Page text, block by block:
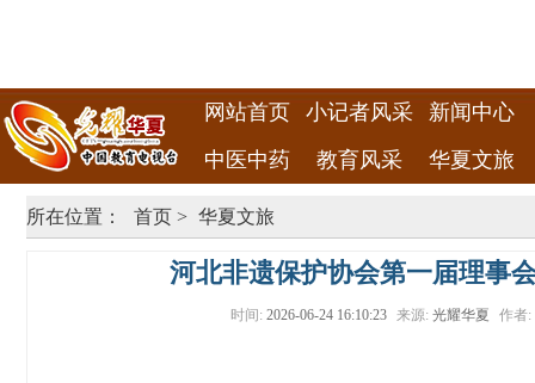
网站首页 小记者风采
新闻中心
中医中药
教育风采 华夏文旅
所在位置： 首页 > 华夏文旅
河北非遗保护协会第一届理事
时间: 2026-06-24 16:10:23 来源: 光耀华夏 作者: